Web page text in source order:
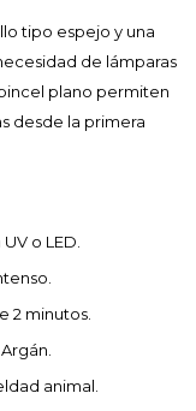
tipo espejo y una
de lámparas
plano permiten
desde la primera
o LED.
2 minutos.
animal.